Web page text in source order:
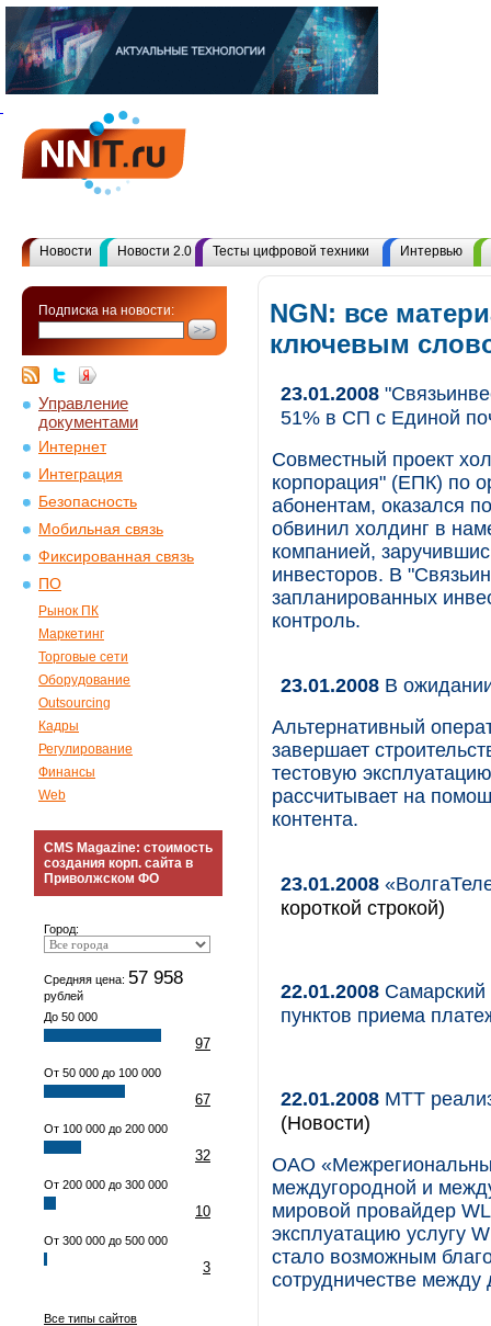
Новости Новости 2.0 Тесты цифровой техники Интервью
Подписка на новости:
Управление
документами
Интернет
Интеграция
Безопасность
Мобильная связь
Фиксированная связь
ПО
Рынок ПК
Маркетинг
Торговые сети
Оборудование
Outsourcing
Кадры
Регулирование
Финансы
Web
CMS Magazine: стоимость
создания корп. сайта в
Приволжском ФО
Город:
Средняя цена: 57 958
рублей
До 50 000
97
От 50 000 до 100 000
67
От 100 000 до 200 000
32
От 200 000 до 300 000
10
От 300 000 до 500 000
3
Все типы сайтов
NGN: все
ключевым
23.01.2008
51% в СП с Единой
Совместный проект
корпорация" (ЕПК) по
абонентам, оказался
обвинил холдинг в
компанией,
инвесторов. В
запланированных
контроль.
23.01.2008 В
Альтернативный
завершает
тестовую
рассчитывает на
контента.
23.01.2008
короткой строкой)
22.01.2008
пунктов приема
22.01.2008 МТТ
(Новости)
ОАО
междугородной и
мировой провайдер
эксплуатацию услугу
стало возможным
сотрудничестве